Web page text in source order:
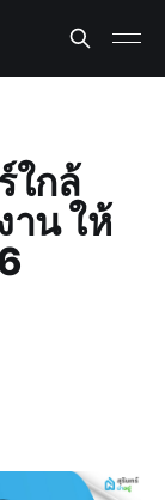
ใกล้
าน ให้